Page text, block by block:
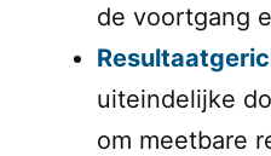
de voortgang
uiteindelijke
om meetbare